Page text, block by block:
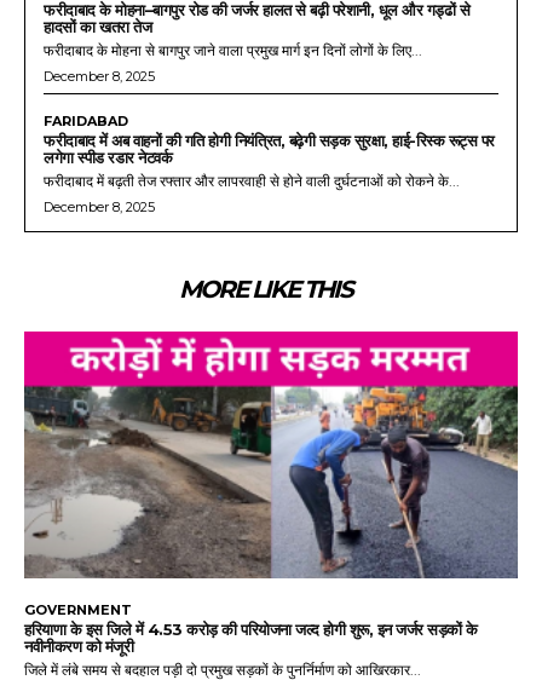
फरीदाबाद के मोहना–बागपुर रोड की जर्जर हालत से बढ़ी परेशानी, धूल और गड्ढों से
हादसों का खतरा तेज
फरीदाबाद के मोहना से बागपुर जाने वाला प्रमुख मार्ग इन दिनों लोगों के लिए...
December 8, 2025
FARIDABAD
फरीदाबाद में अब वाहनों की गति होगी नियंत्रित, बढ़ेगी सड़क सुरक्षा, हाई-रिस्क रूट्स पर
लगेगा स्पीड रडार नेटवर्क
फरीदाबाद में बढ़ती तेज रफ्तार और लापरवाही से होने वाली दुर्घटनाओं को रोकने के...
December 8, 2025
MORE LIKE THIS
GOVERNMENT
हरियाणा के इस जिले में 4.53 करोड़ की परियोजना जल्द होगी शुरू, इन जर्जर सड़कों के
नवीनीकरण को मंजूरी
जिले में लंबे समय से बदहाल पड़ी दो प्रमुख सड़कों के पुनर्निर्माण को आखिरकार...